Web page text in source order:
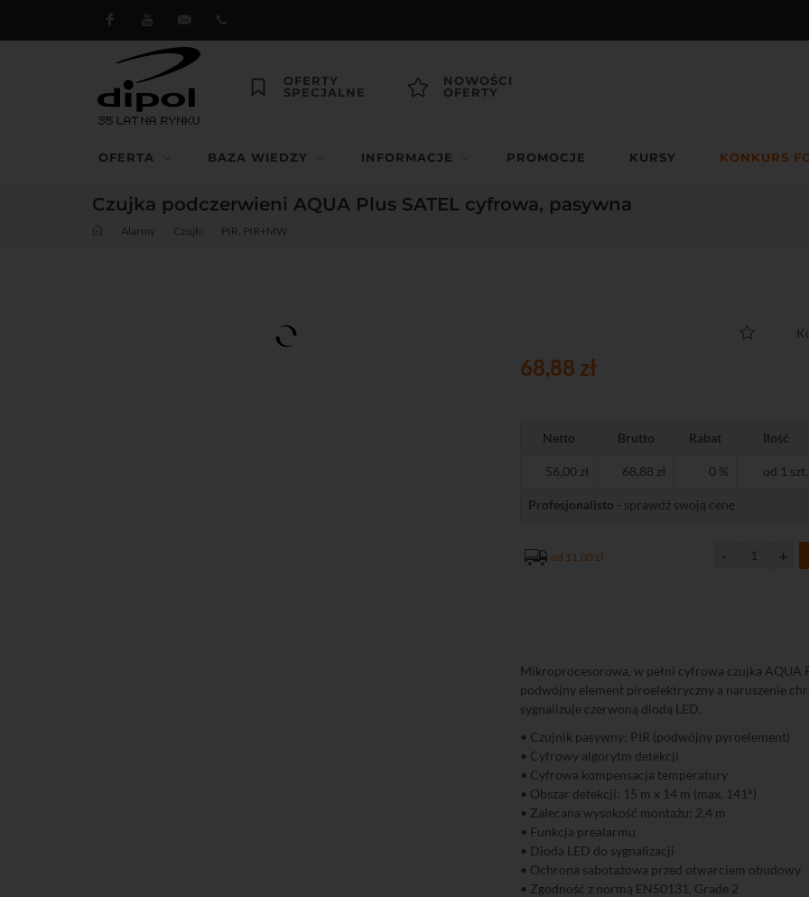
FacebookYoutube dipol@dipol.com.pl
OFERTY
SPECJALNE
NOWOŚCI
OFERTY
OFERTA BAZA WIEDZY INFORMACJE PROMOCJE KURSY KONKURS
Czujka podczerwieni AQUA Plus SATEL cyfrowa, pasywna
Alarmy Czujki PIR, PIR+MW
68,88 zł
Netto Brutto Rabat Ilość
56,00 zł 68,88 zł 0 % od 1 szt.
Profesjonalisto - sprawdź swoją cenę
od 11,00 zł
Mikroprocesorowa, w pełni cyfrowa czujka AQUA
podwójny element piroelektryczny a naruszenie
sygnalizuje czerwoną diodą LED.
• Czujnik pasywny: PIR (podwójny pyroelement)
• Cyfrowy algorytm detekcji
• Cyfrowa kompensacja temperatury
• Obszar detekcji: 15 m x 14 m (max. 141°)
• Zalecana wysokość montażu: 2,4 m
• Funkcja prealarmu
• Dioda LED do sygnalizacji
• Ochrona sabotażowa przed otwarciem obudowy
• Zgodność z normą EN50131, Grade 2